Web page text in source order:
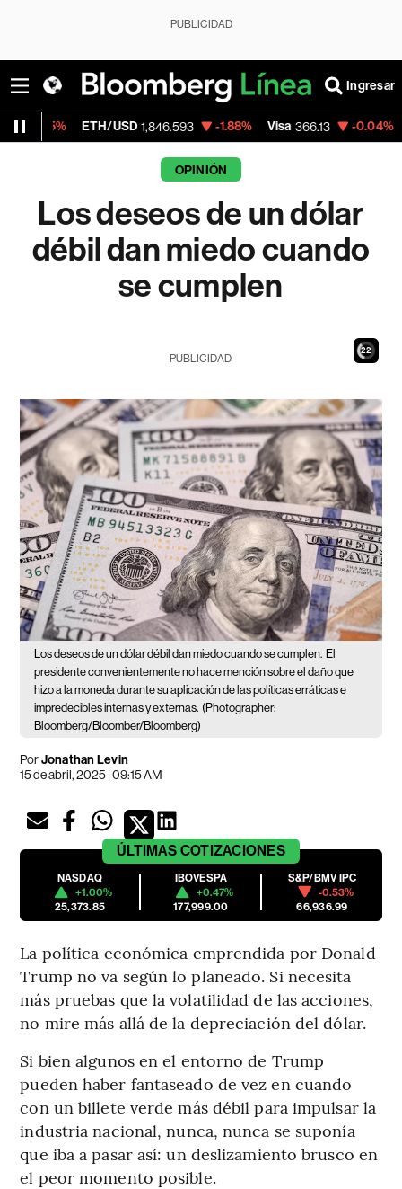
PUBLICIDAD
Ingresar
1,846.593 -1.88% Visa 366.13 -0.04% MercadoLibre
OPINIÓN
Los deseos de un dólar
débil dan miedo cuando
se cumplen
21
PUBLICIDAD
Los deseos de un dólar débil dan miedo cuando se cumplen. El
presidente convenientemente no hace mención sobre el daño que
hizo a la moneda durante su aplicación de las políticas erráticas e
impredecibles internas y externas. (Photographer:
Bloomberg/Bloomber/Bloomberg)
PorJonathan Levin
15 de abril, 2025 | 09:15 AM
ÚLTIMAS COTIZACIONES
NASDAQ
+1.00%
25,373.85
IBOVESPA
+0.47%
177,999.00
S&P/BMV IPC
-0.53%
66,936.99
La política económica emprendida por Donald
Trump no va según lo planeado. Si necesita
más pruebas que la volatilidad de las acciones,
no mire más allá de la depreciación del dólar.
Si bien algunos en el entorno de Trump
pueden haber fantaseado de vez en cuando
con un billete verde más débil para impulsar la
industria nacional, nunca, nunca se suponía
que iba a pasar así: un deslizamiento brusco en
el peor momento posible.